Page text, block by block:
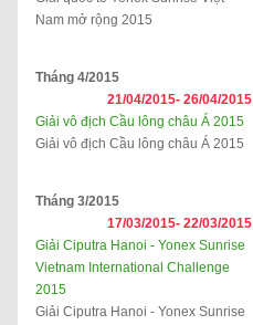
Nam mở rộng 2015
Tháng 4/2015
21/04/2015- 26/04/2015
Giải vô địch Cầu lông châu Á 2015
Giải vô địch Cầu lông châu Á 2015
Tháng 3/2015
17/03/2015- 22/03/2015
Giải Ciputra Hanoi - Yonex Sunrise
Vietnam International Challenge
2015
Giải Ciputra Hanoi - Yonex Sunrise